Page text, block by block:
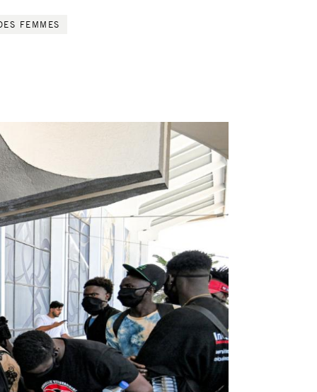
FEMMES